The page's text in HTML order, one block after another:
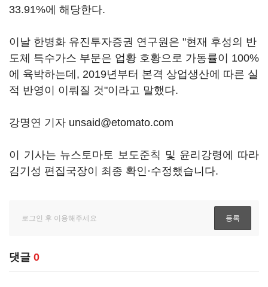
33.91%에 해당한다.
이날 한병화 유진투자증권 연구원은 "현재 후성의 반
도체 특수가스 부문은 업황 호황으로 가동률이 100%
에 육박하는데, 2019년부터 본격 상업생산에 따른 실
적 반영이 이뤄질 것"이라고 말했다.
강명연 기자 unsaid@etomato.com
이 기사는 뉴스토마토 보도준칙 및 윤리강령에 따라
김기성 편집국장이 최종 확인·수정했습니다.
댓글 0